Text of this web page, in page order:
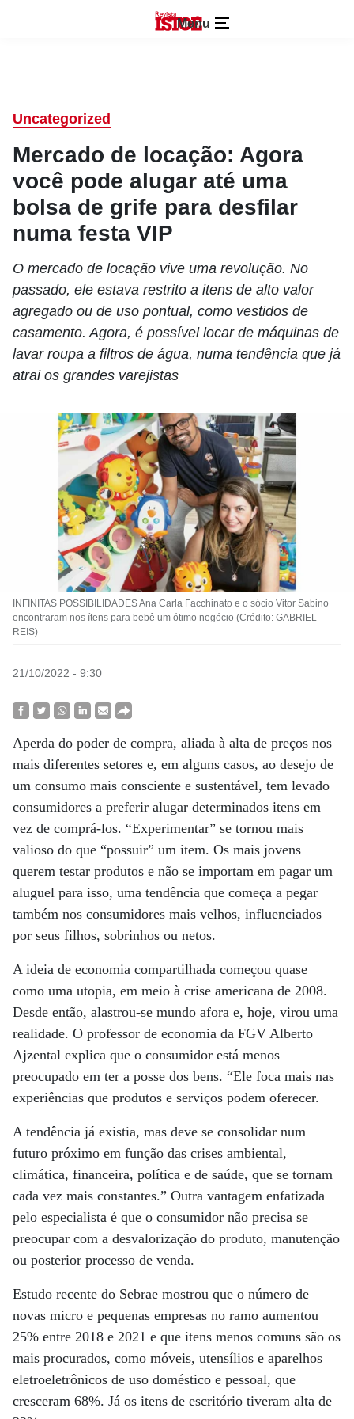
Menu
Uncategorized
Mercado de locação: Agora
você pode alugar até uma
bolsa de grife para desfilar
numa festa VIP
O mercado de locação vive uma revolução. No
passado, ele estava restrito a itens de alto valor
agregado ou de uso pontual, como vestidos de
casamento. Agora, é possível locar de máquinas de
lavar roupa a filtros de água, numa tendência que já
atrai os grandes varejistas
INFINITAS POSSIBILIDADES Ana Carla Facchinato e o sócio Vitor Sabino
encontraram nos ítens para bebê um ótimo negócio (Crédito: GABRIEL
REIS)
21/10/2022 - 9:30
Aperda do poder de compra, aliada à alta de preços nos
mais diferentes setores e, em alguns casos, ao desejo de
um consumo mais consciente e sustentável, tem levado
consumidores a preferir alugar determinados itens em
vez de comprá-los. “Experimentar” se tornou mais
valioso do que “possuir” um item. Os mais jovens
querem testar produtos e não se importam em pagar um
aluguel para isso, uma tendência que começa a pegar
também nos consumidores mais velhos, influenciados
por seus filhos, sobrinhos ou netos.
A ideia de economia compartilhada começou quase
como uma utopia, em meio à crise americana de 2008.
Desde então, alastrou-se mundo afora e, hoje, virou uma
realidade. O professor de economia da FGV Alberto
Ajzental explica que o consumidor está menos
preocupado em ter a posse dos bens. “Ele foca mais nas
experiências que produtos e serviços podem oferecer.
A tendência já existia, mas deve se consolidar num
futuro próximo em função das crises ambiental,
climática, financeira, política e de saúde, que se tornam
cada vez mais constantes.” Outra vantagem enfatizada
pelo especialista é que o consumidor não precisa se
preocupar com a desvalorização do produto, manutenção
ou posterior processo de venda.
Estudo recente do Sebrae mostrou que o número de
novas micro e pequenas empresas no ramo aumentou
25% entre 2018 e 2021 e que itens menos comuns são os
mais procurados, como móveis, utensílios e aparelhos
eletroeletrônicos de uso doméstico e pessoal, que
cresceram 68%. Já os itens de escritório tiveram alta de